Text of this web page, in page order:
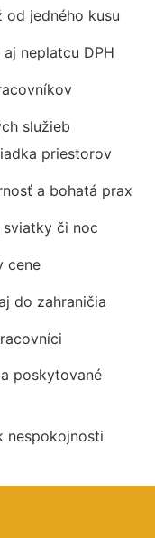
od jedného kusu
neplatcu DPH
služieb
priestorov
a bohatá prax
či noc
cene
do zahraničia
poskytované
nespokojnosti